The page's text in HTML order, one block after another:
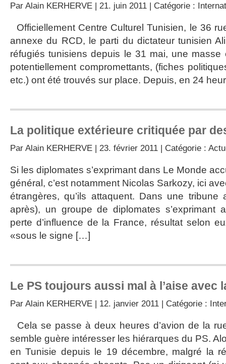
Par Alain KERHERVE | 21. juin 2011 | Catégorie :
Officiellement Centre Culturel Tunisien, le 36
annexe du RCD, le parti du dictateur tunisien
réfugiés tunisiens depuis le 31 mai, une masse
potentiellement compromettants, (fiches
etc.) ont été trouvés sur place. Depuis, en 24
La politique extérieure critiquée par
Par Alain KERHERVE | 23. février 2011 | Catégorie :
Si les diplomates s’exprimant dans Le Monde
général, c’est notamment Nicolas Sarkozy, ici
étrangères, qu’ils attaquent. Dans une
après), un groupe de diplomates s’exprimant
perte d’influence de la France, résultat selon
«sous le signe […]
Le PS toujours aussi mal à l’aise avec
Par Alain KERHERVE | 12. janvier 2011 | Catégorie :
Cela se passe à deux heures d’avion de la
semble guère intéresser les hiérarques du PS.
en Tunisie depuis le 19 décembre, malgré la